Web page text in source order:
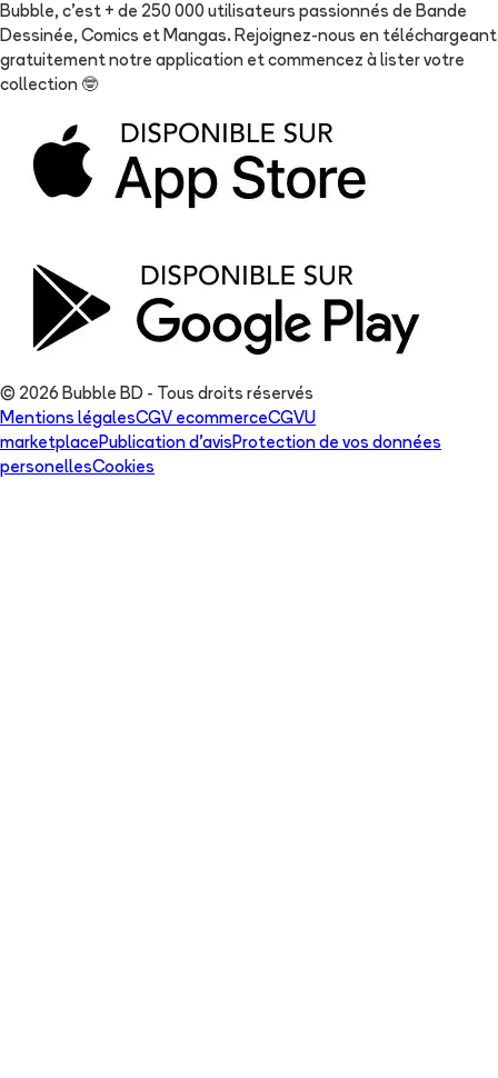
Bubble, c'est + de 250 000 utilisateurs passionnés de Bande
Dessinée, Comics et Mangas. Rejoignez-nous en téléchargeant
gratuitement notre application et commencez à lister votre
collection 🤓
© 2026 Bubble BD - Tous droits réservés
Mentions légalesCGV ecommerceCGVU
marketplace Publication d'avis Protection de vos données
personellesCookies